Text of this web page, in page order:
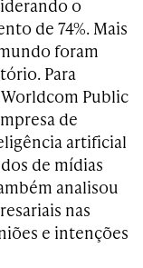
o
de 74%. Mais
foram
Para
Public
de
artificial
de mídias
analisou
nas
e intenções